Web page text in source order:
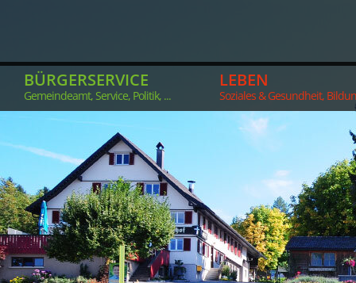
BÜRGERSERVICE
Gemeindeamt, Service, Politik, ...
LEBEN
Soziales & Gesundheit,